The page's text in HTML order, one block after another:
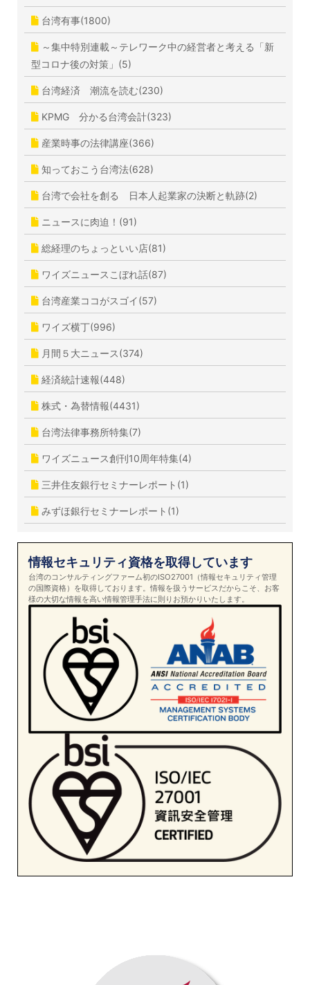
台湾有事(1800)
～集中特別連載～テレワーク中の経営者と考える「新
型コロナ後の対策」(5)
台湾経済 潮流を読む(230)
KPMG 分かる台湾会計(323)
産業時事の法律講座(366)
知っておこう台湾法(628)
台湾で会社を創る 日本人起業家の決断と軌跡(2)
ニュースに肉迫！(91)
総経理のちょっといい店(81)
ワイズニュースこぼれ話(87)
台湾産業ココがスゴイ(57)
ワイズ横丁(996)
月間５大ニュース(374)
経済統計速報(448)
株式・為替情報(4431)
台湾法律事務所特集(7)
ワイズニュース創刊10周年特集(4)
三井住友銀行セミナーレポート(1)
みずほ銀行セミナーレポート(1)
情報セキュリティ資格を取得しています
台湾のコンサルティングファーム初のISO27001（情報セキュリティ管理
の国際資格）を取得しております。情報を扱うサービスだからこそ、お客
様の大切な情報を高い情報管理手法に則りお預かりいたします。